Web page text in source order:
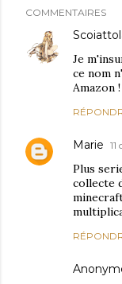
COMMENTAIRES
Je
ce nom
Amazon
Marie
Plus
collecte